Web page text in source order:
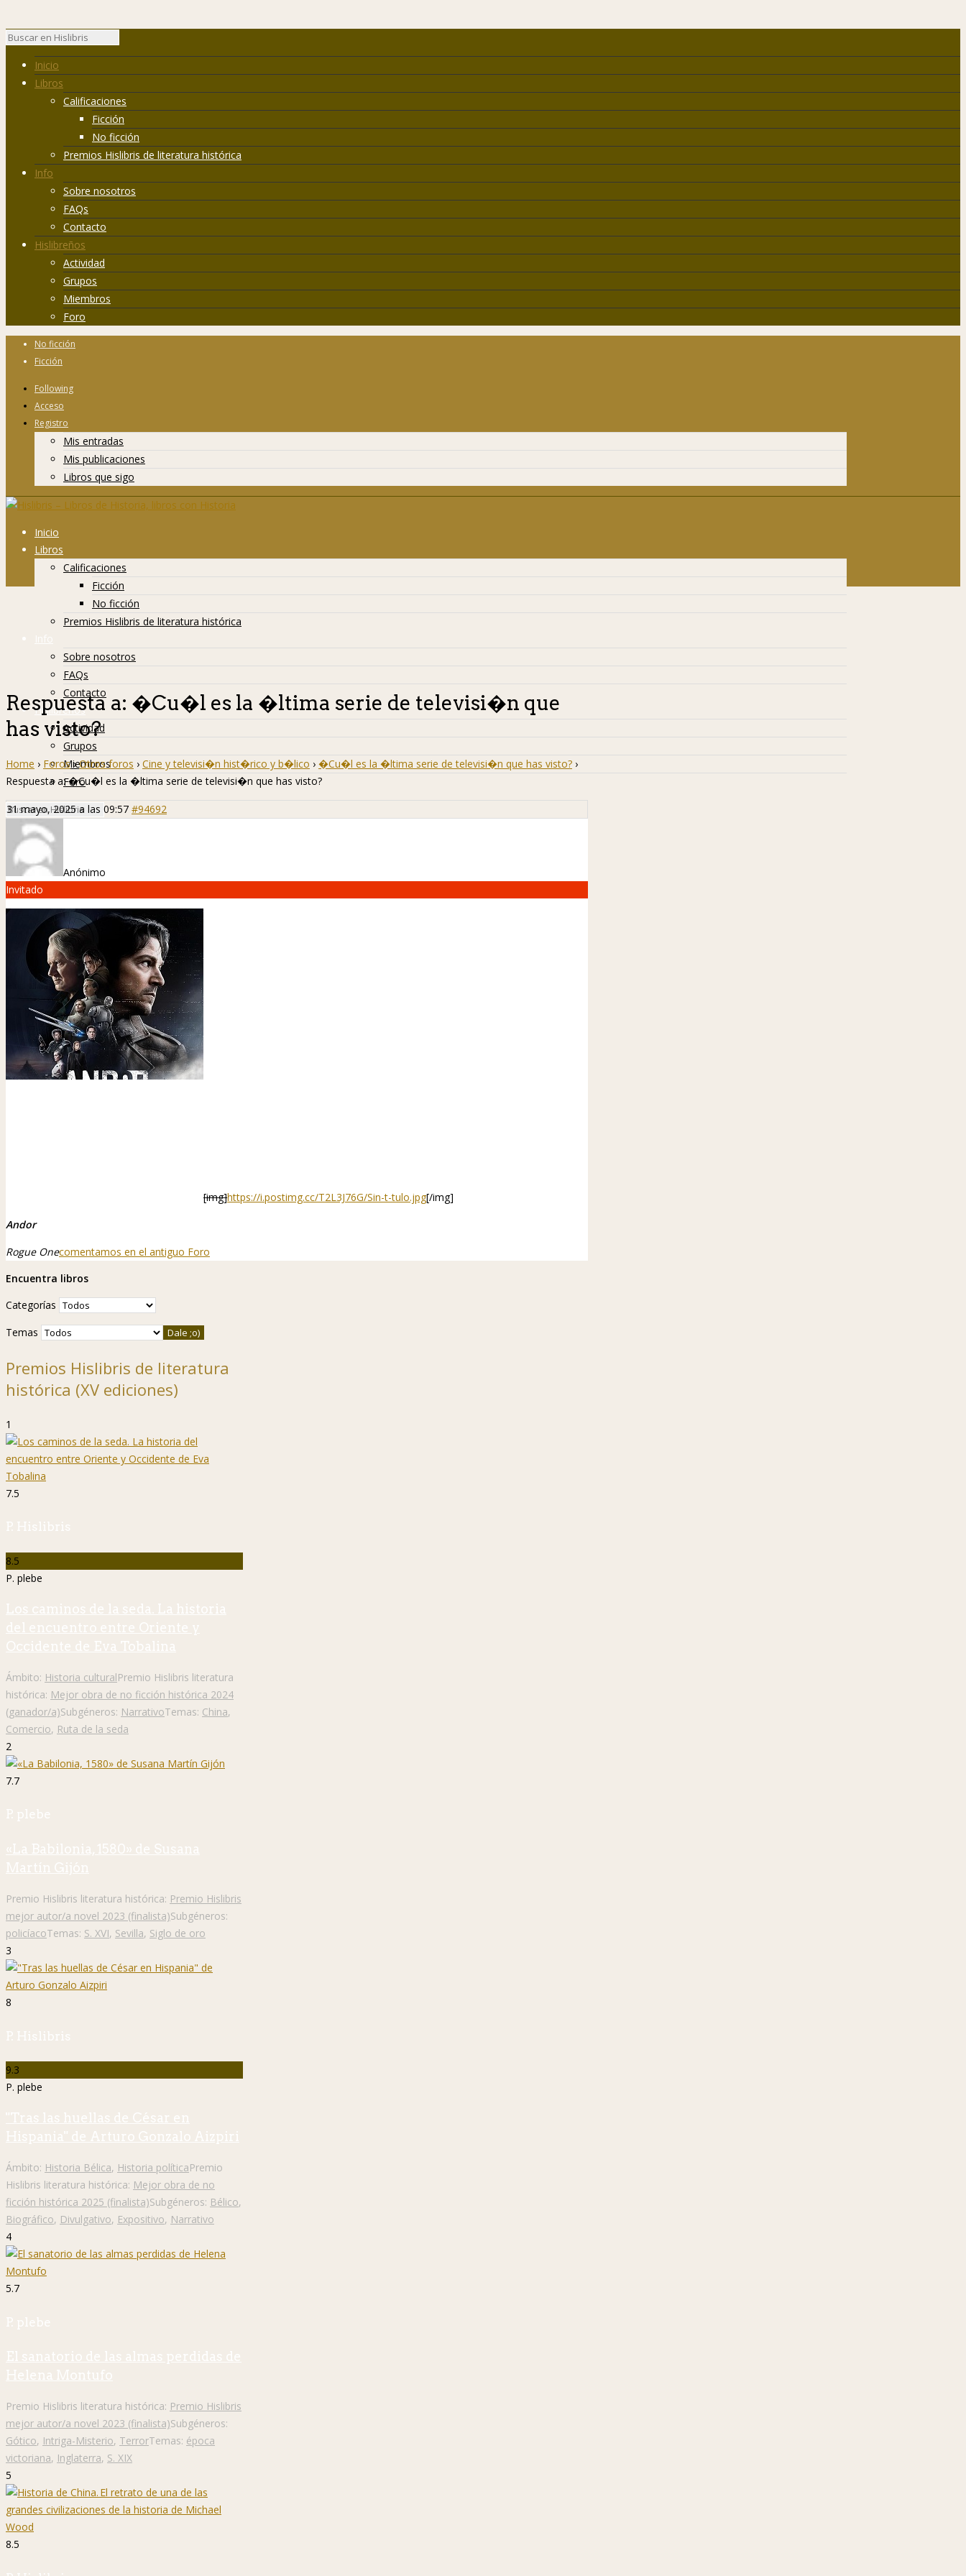
Inicio
Libros
Calificaciones
Ficción
No ficción
Premios Hislibris de literatura histórica
Info
Sobre nosotros
FAQs
Contacto
Hislibreños
Actividad
Grupos
Miembros
Foro
No ficción
Ficción
Following
Acceso
Registro
Mis entradas
Mis publicaciones
Libros que sigo
Inicio
Libros
Calificaciones
Ficción
No ficción
Premios Hislibris de literatura histórica
Info
Sobre nosotros
FAQs
Contacto
Hislibreños
Actividad
Grupos
Miembros
Foro
Respuesta a: �Cu�l es la �ltima serie de televisi�n que
has visto?
Home › Foros › Otros foros › Cine y televisi�n hist�rico y b�lico › �Cu�l es la �ltima serie de televisi�n que has visto? ›
Respuesta a: �Cu�l es la �ltima serie de televisi�n que has visto?
31 mayo, 2025 a las 09:57 #94692
Anónimo
Invitado
[img]https://i.postimg.cc/T2L3J76G/Sin-t-tulo.jpg[/img]
Andor
Rogue Onecomentamos en el antiguo Foro
Encuentra libros
Categorías
Temas
Premios Hislibris de literatura
histórica (XV ediciones)
1
7.5
P. Hislibris
8.5
P. plebe
Los caminos de la seda. La historia
del encuentro entre Oriente y
Occidente de Eva Tobalina
Ámbito: Historia culturalPremio Hislibris literatura
histórica: Mejor obra de no ficción histórica 2024
(ganador/a)Subgéneros: NarrativoTemas: China,
Comercio, Ruta de la seda
2
7.7
P. plebe
«La Babilonia, 1580» de Susana
Martín Gijón
Premio Hislibris literatura histórica: Premio Hislibris
mejor autor/a novel 2023 (finalista)Subgéneros:
policíacoTemas: S. XVI, Sevilla, Siglo de oro
3
8
P. Hislibris
9.3
P. plebe
"Tras las huellas de César en
Hispania" de Arturo Gonzalo Aizpiri
Ámbito: Historia Bélica, Historia políticaPremio
Hislibris literatura histórica: Mejor obra de no
ficción histórica 2025 (finalista)Subgéneros: Bélico,
Biográfico, Divulgativo, Expositivo, Narrativo
4
5.7
P. plebe
El sanatorio de las almas perdidas de
Helena Montufo
Premio Hislibris literatura histórica: Premio Hislibris
mejor autor/a novel 2023 (finalista)Subgéneros:
Gótico, Intriga-Misterio, TerrorTemas: época
victoriana, Inglaterra, S. XIX
5
8.5